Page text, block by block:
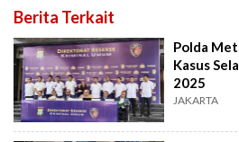
Berita Terkait
Polda
Kasus
2025
JAKARTA